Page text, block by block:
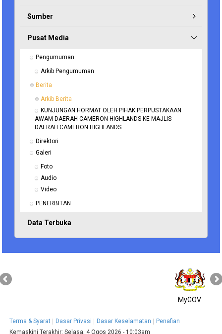
Sumber
Pusat Media
Pengumuman
Arkib Pengumuman
Berita
Arkib Berita
KUNJUNGAN HORMAT OLEH PIHAK PERPUSTAKAAN
AWAM DAERAH CAMERON HIGHLANDS KE MAJLIS
DAERAH CAMERON HIGHLANDS
Direktori
Galeri
Foto
Audio
Video
PENERBITAN
Data Terbuka
MyGOV
Terma & Syarat Dasar Privasi Dasar Keselamatan
Penafian
Kemaskini Terakhir:Selasa, 4 Ogos 2026 - 10:03am